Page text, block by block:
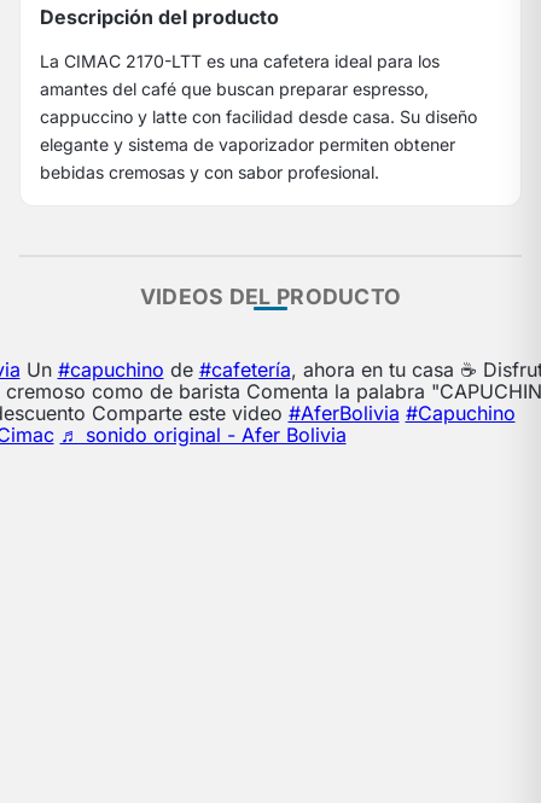
Descripción del producto
La CIMAC 2170-LTT es una cafetera ideal para los
amantes del café que buscan preparar espresso,
cappuccino y latte con facilidad desde casa. Su diseño
elegante y sistema de vaporizador permiten obtener
bebidas cremosas y con sabor profesional.
VIDEOS DEL PRODUCTO
Un #capuchino de #cafetería, ahora en tu casa ☕
como de barista Comenta la palabra
Comparte este video #AferBolivia #Capuchino
♬ sonido original - Afer Bolivia